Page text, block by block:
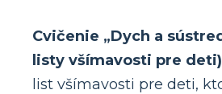
Cvičenie „Dych a
listy všímavosti pre
list všímavosti pre deti,